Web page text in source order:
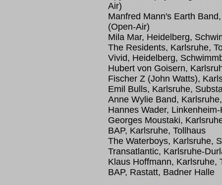
Air)
Manfred Mann's Earth
(Open-Air)
Mila Mar, Heidelberg,
The Residents, Karlsruhe,
Vivid, Heidelberg,
Hubert von Goisern,
Fischer Z (John Watts),
Emil Bulls, Karlsruhe,
Anne Wylie Band,
Hannes Wader,
Georges Moustaki,
BAP, Karlsruhe, Tollhaus
The Waterboys, Karlsruhe,
Transatlantic, Karlsruhe-
Klaus Hoffmann, Karlsruhe,
BAP, Rastatt, Badner Halle